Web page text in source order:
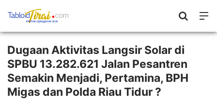
Dugaan Aktivitas Langsir Solar di
SPBU 13.282.621 Jalan Pesantren
Semakin Menjadi, Pertamina, BPH
Migas dan Polda Riau Tidur ?